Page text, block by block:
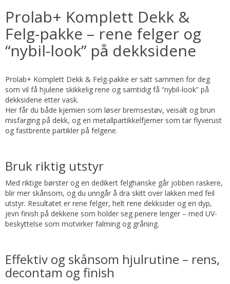
Prolab+ Komplett Dekk &
Felg-pakke – rene felger og
“nybil-look” på dekksidene
Prolab+ Komplett Dekk & Felg-pakke er satt sammen for deg
som vil få hjulene skikkelig rene og samtidig få “nybil-look” på
dekksidene etter vask.
Her får du både kjemien som løser bremsestøv, veisalt og brun
misfarging på dekk, og en metallpartikkelfjerner som tar flyverust
og fastbrente partikler på felgene.
Bruk riktig utstyr
Med riktige børster og en dedikert felghanske går jobben raskere,
blir mer skånsom, og du unngår å dra skitt over lakken med feil
utstyr. Resultatet er rene felger, helt rene dekksider og en dyp,
jevn finish på dekkene som holder seg penere lenger – med UV-
beskyttelse som motvirker falming og gråning.
Effektiv og skånsom hjulrutine – rens,
decontam og finish